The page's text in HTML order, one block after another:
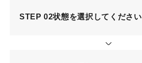
STEP 02状態を選択してください